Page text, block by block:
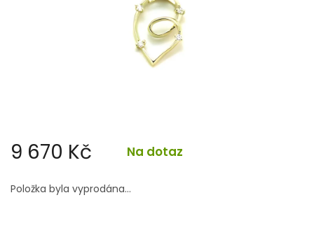
9 670 Kč Na dotaz
cena:
Položka byla vyprodána…